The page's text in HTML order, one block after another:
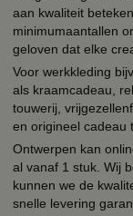
aan kwaliteit
minimumaantallen
geloven dat elke
Voor werkkleding
als kraamcadeau,
touwerij,
en origineel cadeau
Ontwerpen kan
al vanaf 1 stuk. Wij
kunnen we de
snelle levering